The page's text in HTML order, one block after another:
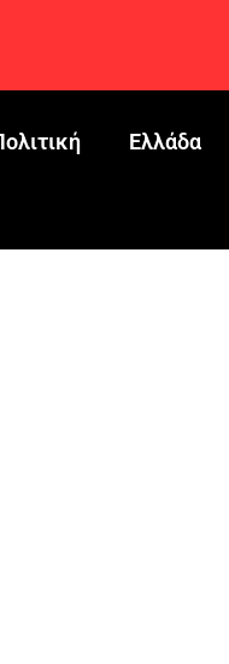
Ελλάδα